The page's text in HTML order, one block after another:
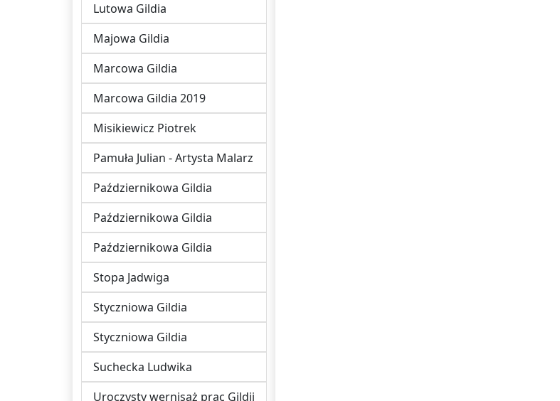
Lutowa Gildia
Majowa Gildia
Marcowa Gildia
Marcowa Gildia 2019
Misikiewicz Piotrek
Pamuła Julian - Artysta Malarz
Październikowa Gildia
Październikowa Gildia
Październikowa Gildia
Stopa Jadwiga
Styczniowa Gildia
Styczniowa Gildia
Suchecka Ludwika
Uroczysty wernisaż prac Gildii